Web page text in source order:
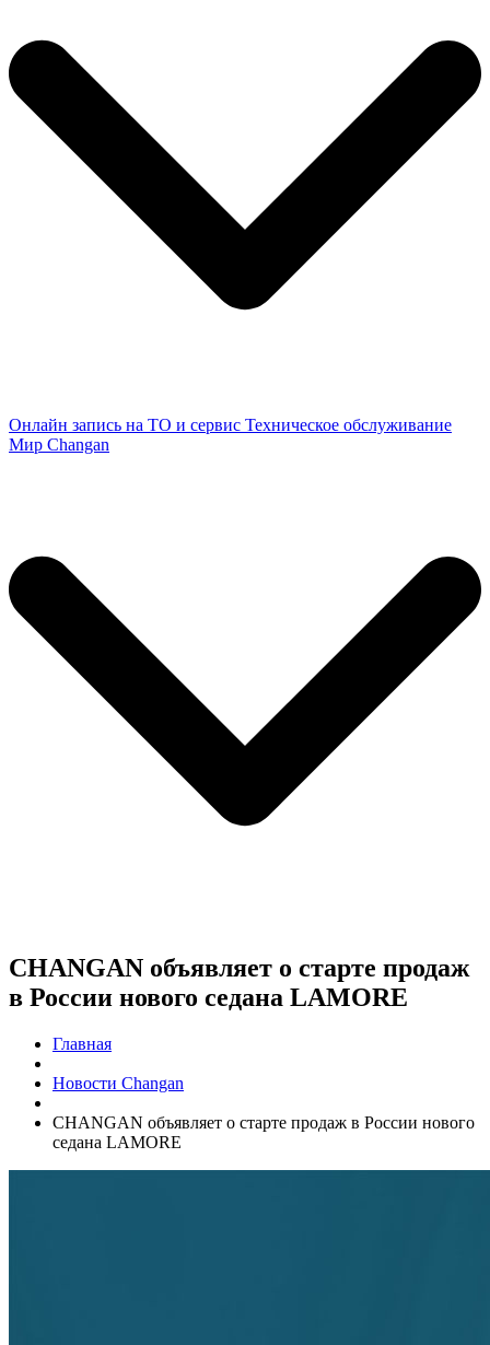
Онлайн запись на ТО и сервис Техническое обслуживание
Мир Changan
CHANGAN объявляет о старте продаж
в России нового седана LAMORE
Главная
Новости Changan
CHANGAN объявляет о старте продаж в России нового
седана LAMORE